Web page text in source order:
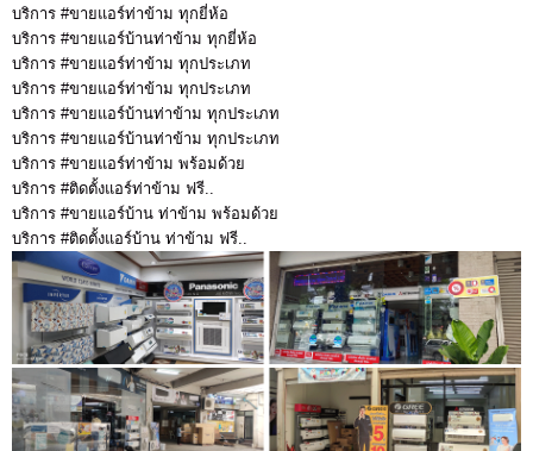
บริการ #ขายแอร์ท่าข้าม ทุกยี่ห้อ
บริการ #ขายแอร์บ้านท่าข้าม ทุกยี่ห้อ
บริการ #ขายแอร์ท่าข้าม ทุกประเภท
บริการ #ขายแอร์ท่าข้าม ทุกประเภท
บริการ #ขายแอร์บ้านท่าข้าม ทุกประเภท
บริการ #ขายแอร์บ้านท่าข้าม ทุกประเภท
บริการ #ขายแอร์ท่าข้าม พร้อมด้วย
บริการ #ติดตั้งแอร์ท่าข้าม ฟรี..
บริการ #ขายแอร์บ้าน ท่าข้าม พร้อมด้วย
บริการ #ติดตั้งแอร์บ้าน ท่าข้าม ฟรี..